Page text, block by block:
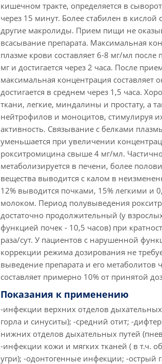
кишечном тракте, определяется в
через 15 минут. Более стабилен в кислой
другие макролиды. Прием пищи не
всасывание препарата. Максимальная
плазме крови составляет 6-8 мг/мл после
мг и достигается через 2 часа. После
максимальная концентрация составляет
достигается в среднем через 1,5 часа.
ткани, легкие, миндалины и простату, а
нейтрофилов и моноцитов, стимулируя
активность. Связывание с белками
уменьшается при увеличении
рокситромицина свыше 4 мг/мл.
метаболизируется в печени, более
вещества выводится с калом в
12% выводится почками, 15% легкими и
молоком. Период полувыведения
достаточно продолжительный (у
функцией почек - 10,5 часов) при
раза/сут. У пациентов с нарушенной
коррекции режима дозирования не
выведение препарата и его метаболитов
составляет примерно 10% от принятой
Показания к применению
-инфекции верхних отделов
горла и синуситы); -средний отит; -
нижних отделов дыхательных путей
-инфекции кожи и мягких тканей ( в т.ч.
угри); -одонтогенные инфекции; -острый